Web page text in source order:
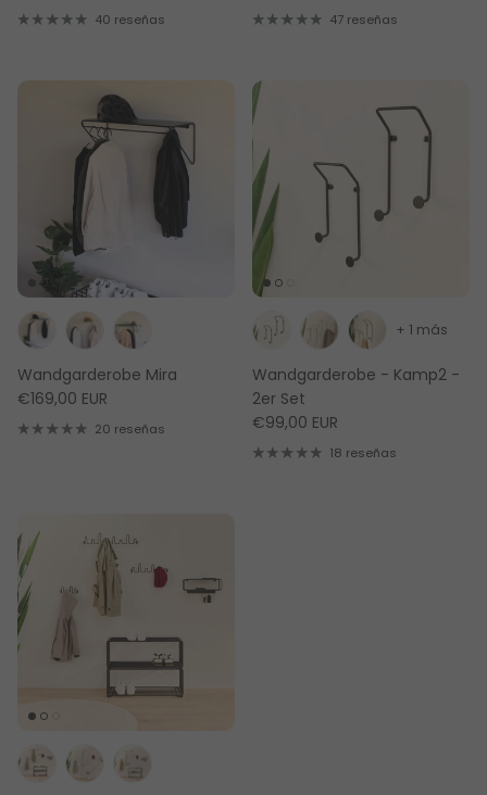
40 reseñas 47 reseñas
Wandgarderobe Mira
€169,00 EUR
20 reseñas
Wandgarderobe - Kamp2 -
2er Set
€99,00 EUR
+ 1 más
18 reseñas